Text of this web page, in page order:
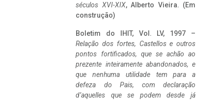
séculos XVI-XIX, Alberto Vieira. (Em
construção)
Boletim do IHIT, Vol. LV, 1997 –
Relação dos fortes, Castellos e outros
pontos fortificados, que se achão ao
prezente inteiramente abandonados, e
que nenhuma utilidade tem para a
defeza do Pais, com declaração
d’aquelles que se podem desde já